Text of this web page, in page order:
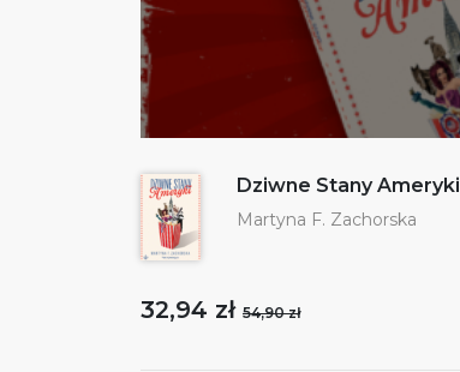
Dziwne Stany Ameryki
Martyna F. Zachorska
32,94 zł 54,90 zł